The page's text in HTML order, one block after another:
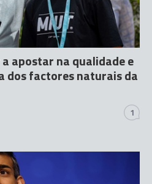
apostar na qualidade e
dos factores naturais da
1